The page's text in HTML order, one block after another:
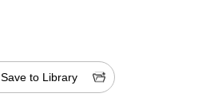
Save to Library